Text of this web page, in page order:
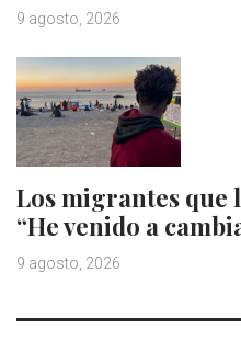
9 agosto, 2026
Los migrantes que
“He venido a
9 agosto, 2026